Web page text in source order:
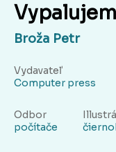
Broža Petr
Vydavateľ
Computer press
Odbor
počítače